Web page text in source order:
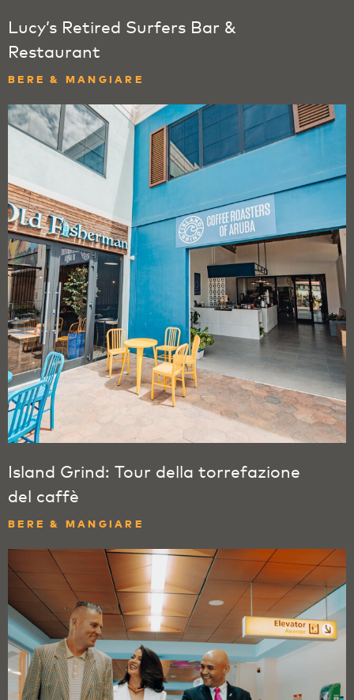
Lucy’s Retired Surfers Bar &
Restaurant
BERE & MANGIARE
Island Grind: Tour della torrefazione
del caffè
BERE & MANGIARE